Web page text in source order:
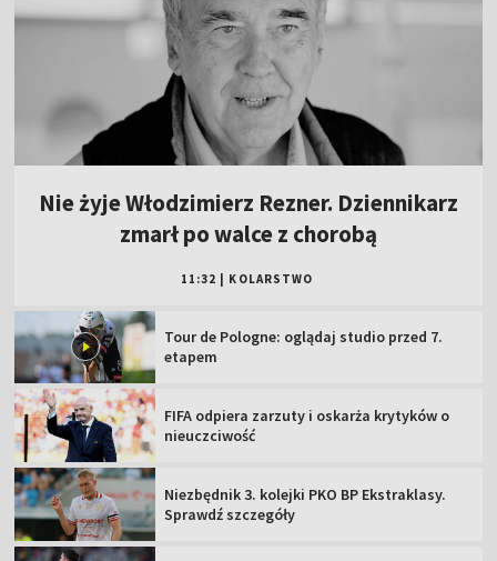
Nie żyje Włodzimierz Rezner. Dziennikarz
zmarł po walce z chorobą
11:32 | KOLARSTWO
Tour de Pologne: oglądaj studio przed 7.
etapem
FIFA odpiera zarzuty i oskarża krytyków o
nieuczciwość
Niezbędnik 3. kolejki PKO BP Ekstraklasy.
Sprawdź szczegóły